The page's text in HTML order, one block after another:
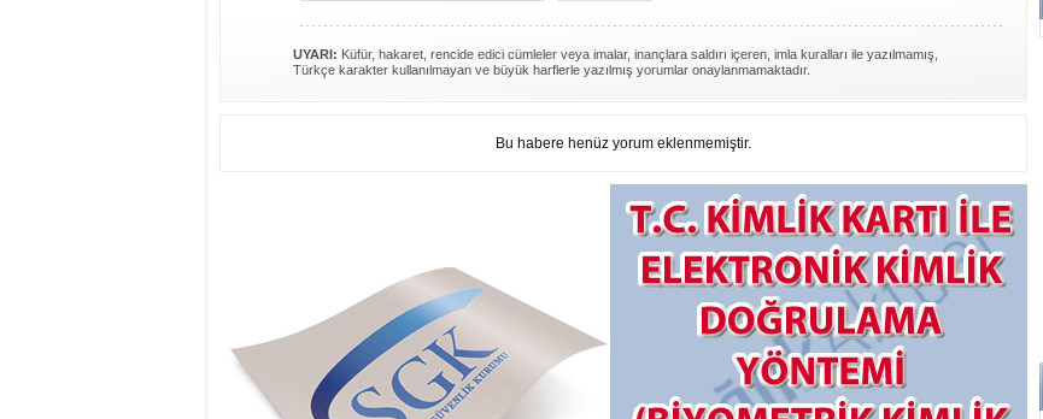
UYARI: Küfür, hakaret, rencide edici cümleler veya imalar, inançlara saldırı içeren, imla kuralları ile yazılmamış,
Türkçe karakter kullanılmayan ve büyük harflerle yazılmış yorumlar onaylanmamaktadır.
Bu habere henüz yorum eklenmemiştir.